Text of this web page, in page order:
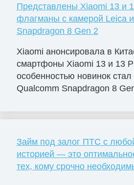
Представлены Xiaomi 13 и
флагманы с камерой Leica
Snapdragon 8 Gen 2
Xiaomi анонсировала в
смартфоны Xiaomi 13 и 13
особенностью новинок
Qualcomm Snapdragon 8
Займ под залог ПТС с
историей — это
тех, кому срочно